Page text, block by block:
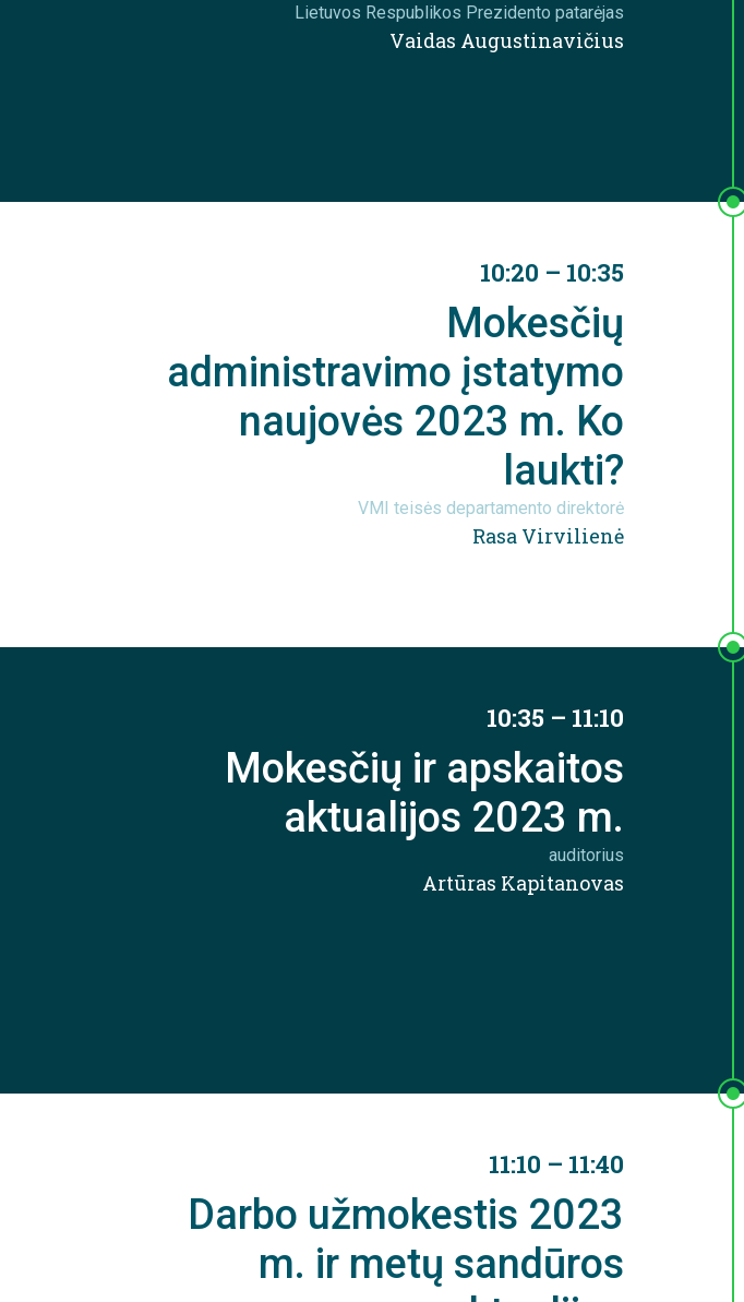
Lietuvos Respublikos Prezidento patarėjas
Vaidas Augustinavičius
10:20 – 10:35
Mokesčių
administravimo įstatymo
naujovės 2023 m. Ko
laukti?
VMI teisės departamento direktorė
Rasa Virvilienė
10:35 – 11:10
Mokesčių ir apskaitos
aktualijos 2023 m.
auditorius
Artūras Kapitanovas
11:10 – 11:40
Darbo užmokestis 2023
m. ir metų sandūros